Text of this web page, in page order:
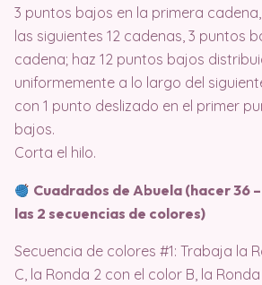
3 puntos bajos en la primera
las siguientes 12 cadenas, 3 puntos
cadena; haz 12 puntos bajos
uniformemente a lo largo del
con 1 punto deslizado en el primer
bajos.
Corta el hilo.
Cuadrados de Abuela (hacer 36
las 2 secuencias de colores)
Secuencia de colores #1: Trabaja la
C, la Ronda 2 con el color B, la